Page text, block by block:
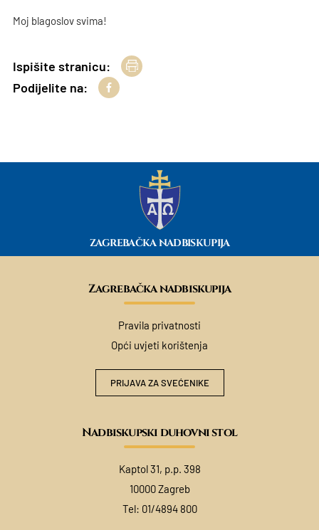
Moj blagoslov svima!
Ispišite stranicu:
Podijelite na:
ZAGREBAČKA NADBISKUPIJA
Zagrebačka nadbiskupija
Pravila privatnosti
Opći uvjeti korištenja
PRIJAVA ZA SVEĆENIKE
Nadbiskupski duhovni stol
Kaptol 31, p.p. 398
10000 Zagreb
Tel: 01/4894 800